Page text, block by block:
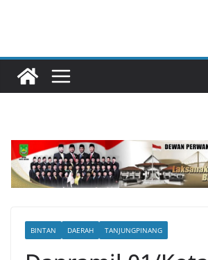
BINTAN DAERAH TANJUNGPINANG